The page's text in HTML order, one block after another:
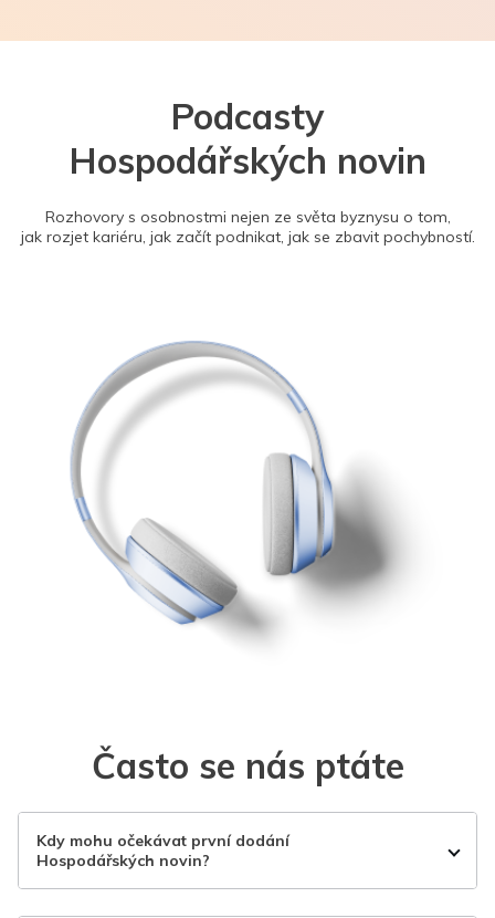
Podcasty
Hospodářských novin
Rozhovory s osobnostmi nejen ze světa byznysu o tom,
jak rozjet kariéru, jak začít podnikat, jak se zbavit pochybností.
Často se nás ptáte
Kdy mohu očekávat první dodání
Hospodářských novin?